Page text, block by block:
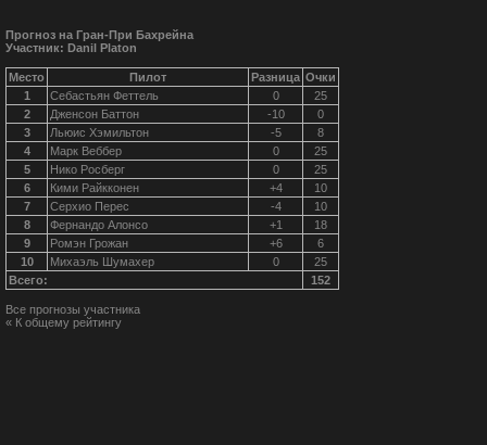
Прогноз на Гран-При Бахрейна
Участник: Danil Platon
Место Пилот Разница Очки
1
Себастьян Феттель 0
25
2
Дженсон Баттон -10
0
3
Льюис Хэмильтон -5
8
4
Марк Веббер 0
25
5
Нико Росберг 0
25
6
Кими Райкконен +4
10
7
Серхио Перес -4
10
8
Фернандо Алонсо +1
18
9
Ромэн Грожан +6
6
10
Михаэль Шумахер 0
25
Всего:
152
Все прогнозы участника
« К общему рейтингу